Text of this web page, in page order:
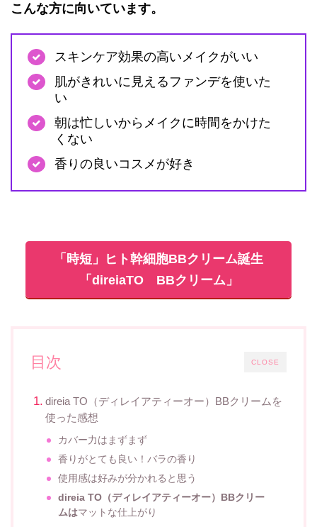
こんな方に向いています。
スキンケア効果の高いメイクがいい
肌がきれいに見えるファンデを使いた
い
朝は忙しいからメイクに時間をかけた
くない
香りの良いコスメが好き
「時短」ヒト幹細胞BBクリーム誕生
「direiaTO BBクリーム」
CLOSE
目次
direia TO（ディレイアティーオー）BBクリームを
使った感想
カバー力はまずまず
香りがとても良い！バラの香り
使用感は好みが分かれると思う
direia TO（ディレイアティーオー）BBクリー
ムはマットな仕上がり